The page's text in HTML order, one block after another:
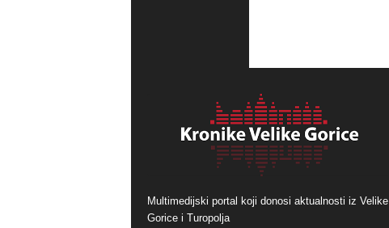
Multimedijski portal koji donosi aktualnosti iz Velike
Gorice i Turopolja